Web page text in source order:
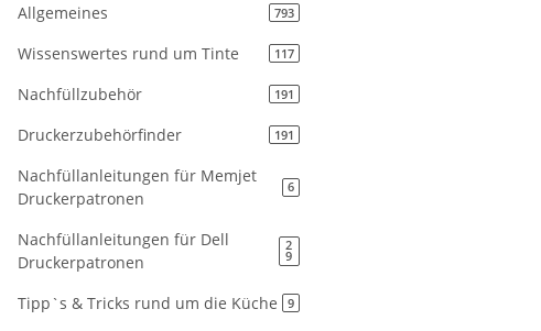
Allgemeines 793
Wissenswertes rund um Tinte 117
Nachfüllzubehör 191
Druckerzubehörfinder 191
Nachfüllanleitungen für Memjet
Druckerpatronen
6
Nachfüllanleitungen für Dell
Druckerpatronen
2
9
Tipp`s & Tricks rund um die Küche 9